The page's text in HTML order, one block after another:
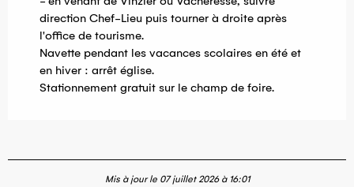
direction Chef-Lieu puis tourner à droite après
l'office de tourisme.
Navette pendant les vacances scolaires en été et
en hiver : arrêt église.
Stationnement gratuit sur le champ de foire.
Mis à jour le 07 juillet 2026 à 16:01